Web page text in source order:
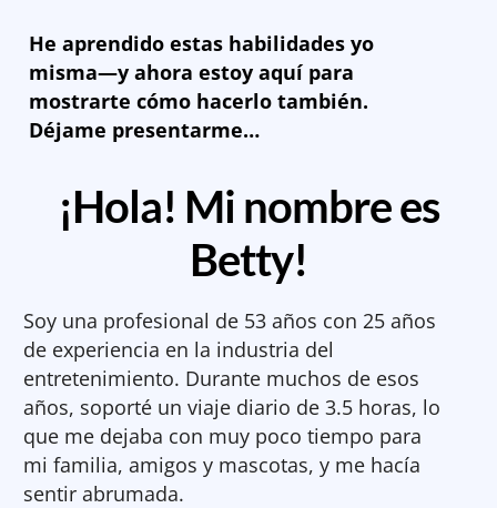
He aprendido estas habilidades yo
misma—y ahora estoy aquí para
mostrarte cómo hacerlo también.
Déjame presentarme…
¡Hola! Mi nombre es
Betty!
Soy una profesional de 53 años con 25 años
de experiencia en la industria del
entretenimiento. Durante muchos de esos
años, soporté un viaje diario de 3.5 horas, lo
que me dejaba con muy poco tiempo para
mi familia, amigos y mascotas, y me hacía
sentir abrumada.